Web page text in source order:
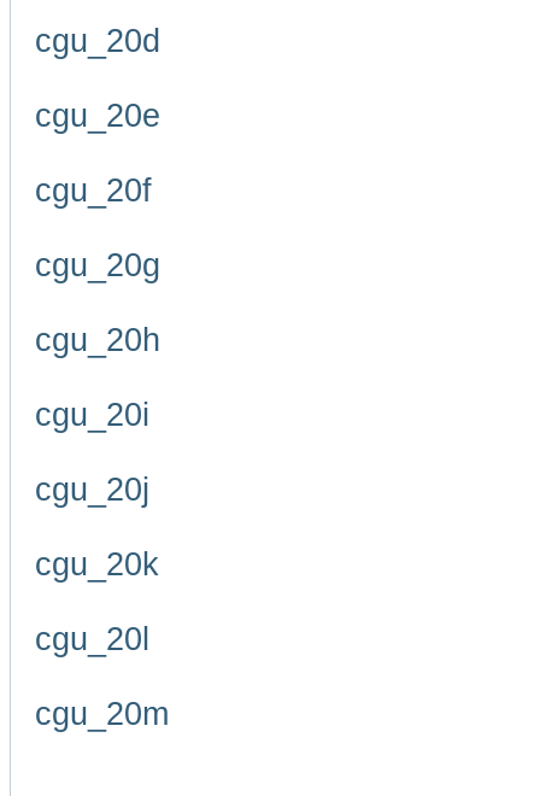
cgu_20d
cgu_20e
cgu_20f
cgu_20g
cgu_20h
cgu_20i
cgu_20j
cgu_20k
cgu_20l
cgu_20m